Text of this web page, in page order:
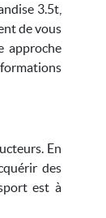
3.5t,
de vous
approche
En
des
est à